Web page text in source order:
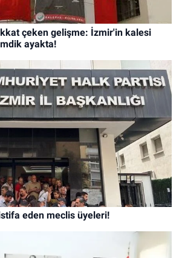
çeken gelişme: İzmir'in kalesi
ayakta!
eden meclis üyeleri!